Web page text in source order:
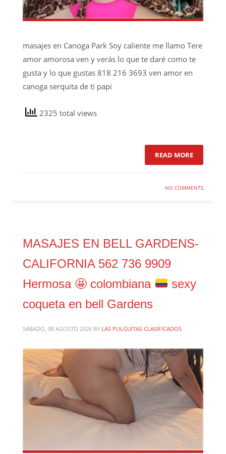
masajes en Canoga Park Soy caliente me llamo Tere
amor amorosa ven y verás lo que te daré como te
gusta y lo que gustas 818 216 3693 ven amor en
canoga serquita de ti papi
2325 total views
READ MORE
NO COMMENTS
MASAJES EN BELL GARDENS-
CALIFORNIA 562 736 9909
Hermosa 🤩 colombiana
sexy
coqueta en bell Gardens
SÁBADO, 08 AGOSTO 2026 BY LAS PULGUITAS CLASIFICADOS